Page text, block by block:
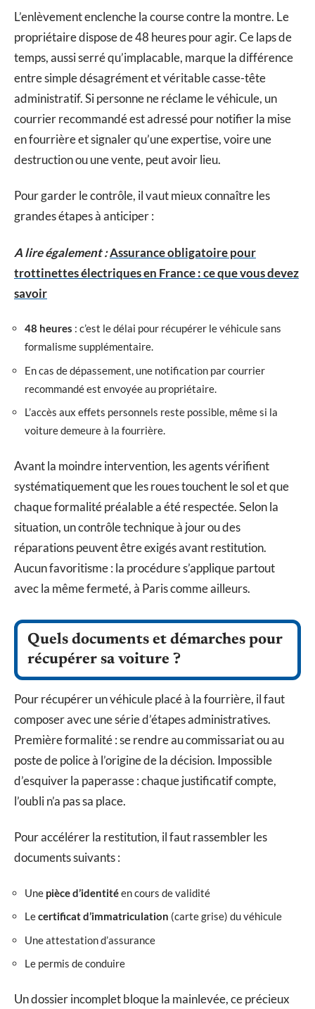
L’enlèvement enclenche la course contre la montre. Le
propriétaire dispose de 48 heures pour agir. Ce laps de
temps, aussi serré qu’implacable, marque la différence
entre simple désagrément et véritable casse-tête
administratif. Si personne ne réclame le véhicule, un
courrier recommandé est adressé pour notifier la mise
en fourrière et signaler qu’une expertise, voire une
destruction ou une vente, peut avoir lieu.
Pour garder le contrôle, il vaut mieux connaître les
grandes étapes à anticiper :
A lire également :Assurance obligatoire pour
trottinettes électriques en France : ce que vous devez
savoir
48 heures : c’est le délai pour récupérer le véhicule sans
formalisme supplémentaire.
En cas de dépassement, une notification par courrier
recommandé est envoyée au propriétaire.
L’accès aux effets personnels reste possible, même si la
voiture demeure à la fourrière.
Avant la moindre intervention, les agents vérifient
systématiquement que les roues touchent le sol et que
chaque formalité préalable a été respectée. Selon la
situation, un contrôle technique à jour ou des
réparations peuvent être exigés avant restitution.
Aucun favoritisme : la procédure s’applique partout
avec la même fermeté, à Paris comme ailleurs.
Quels documents et démarches pour
récupérer sa voiture ?
Pour récupérer un véhicule placé à la fourrière, il faut
composer avec une série d’étapes administratives.
Première formalité : se rendre au commissariat ou au
poste de police à l’origine de la décision. Impossible
d’esquiver la paperasse : chaque justificatif compte,
l’oubli n’a pas sa place.
Pour accélérer la restitution, il faut rassembler les
documents suivants :
Une pièce d’identitéen cours de validité
Lecertificat d’immatriculation (carte grise) du véhicule
Une attestation d’assurance
Le permis de conduire
Un dossier incomplet bloque la mainlevée, ce précieux